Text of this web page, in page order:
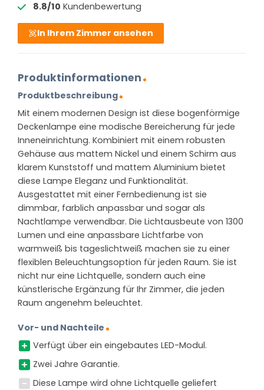
8.8/10 Kundenbewertung
In Ihrem Zimmer ansehen
Produktinformationen
Produktbeschreibung
Mit einem modernen Design ist diese bogenförmige
Deckenlampe eine modische Bereicherung für jede
Inneneinrichtung. Kombiniert mit einem robusten
Gehäuse aus mattem Nickel und einem Schirm aus
klarem Kunststoff und mattem Aluminium bietet
diese Lampe Eleganz und Funktionalität.
Ausgestattet mit einer Fernbedienung ist sie
dimmbar, farblich anpassbar und sogar als
Nachtlampe verwendbar. Die Lichtausbeute von 1300
Lumen und eine anpassbare Lichtfarbe von
warmweiß bis tageslichtweiß machen sie zu einer
flexiblen Beleuchtungsoption für jeden Raum. Sie ist
nicht nur eine Lichtquelle, sondern auch eine
künstlerische Ergänzung für Ihr Zimmer, die jeden
Raum angenehm beleuchtet.
Vor- und Nachteile
Verfügt über ein eingebautes LED-Modul.
Zwei Jahre Garantie.
Diese Lampe wird ohne Lichtquelle geliefert